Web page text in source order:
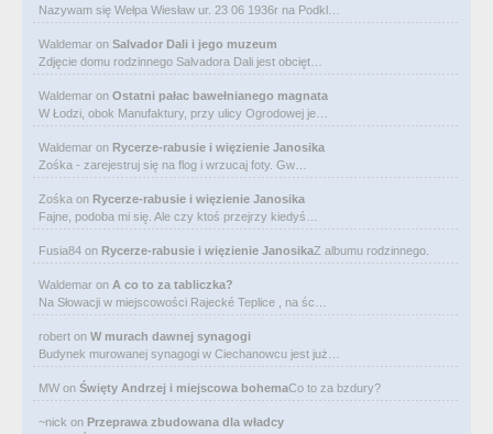
Nazywam się Wełpa Wiesław ur. 23 06 1936r na Podkl…
Waldemar on Salvador Dali i jego muzeum
Zdjęcie domu rodzinnego Salvadora Dali jest obcięt…
Waldemar on Ostatni pałac bawełnianego magnata
W Łodzi, obok Manufaktury, przy ulicy Ogrodowej je…
Waldemar on Rycerze-rabusie i więzienie Janosika
Zośka - zarejestruj się na flog i wrzucaj foty. Gw…
Zośka on Rycerze-rabusie i więzienie Janosika
Fajne, podoba mi się. Ale czy ktoś przejrzy kiedyś…
Fusia84 on Rycerze-rabusie i więzienie JanosikaZ albumu rodzinnego.
Waldemar on A co to za tabliczka?
Na Słowacji w miejscowości Rajecké Teplice , na śc…
robert on W murach dawnej synagogi
Budynek murowanej synagogi w Ciechanowcu jest już…
MW on Święty Andrzej i miejscowa bohemaCo to za bzdury?
~nick on Przeprawa zbudowana dla władcy